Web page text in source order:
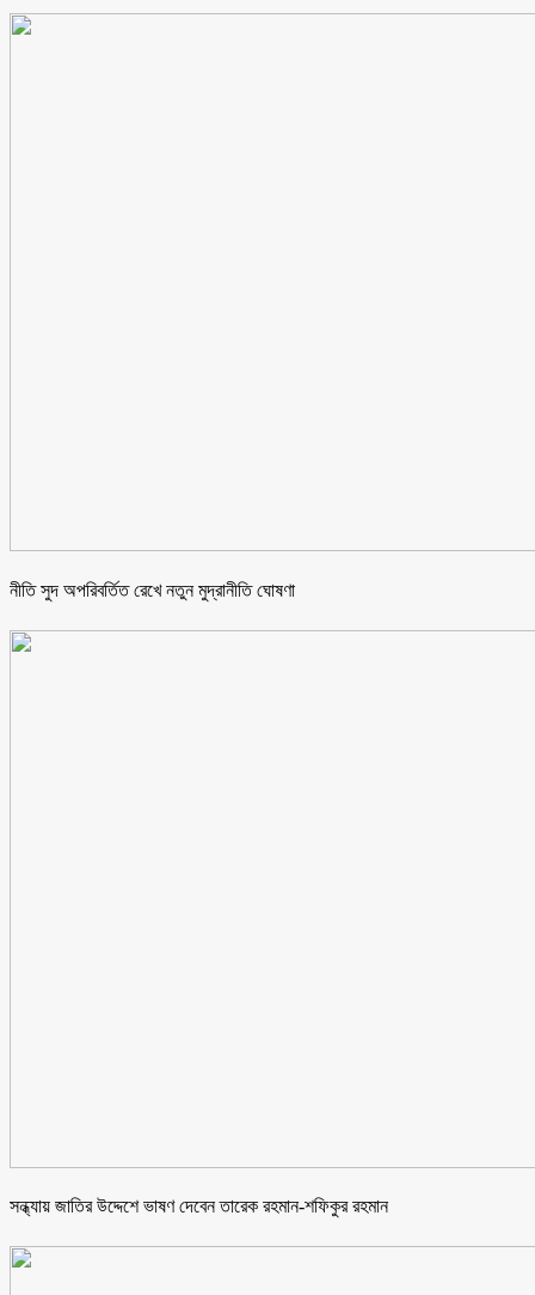
নীতি সুদ অপরিবর্তিত রেখে নতুন মুদ্রানীতি ঘোষণা
সন্ধ্যায় জাতির উদ্দেশে ভাষণ দেবেন তারেক রহমান-শফিকুর রহমান